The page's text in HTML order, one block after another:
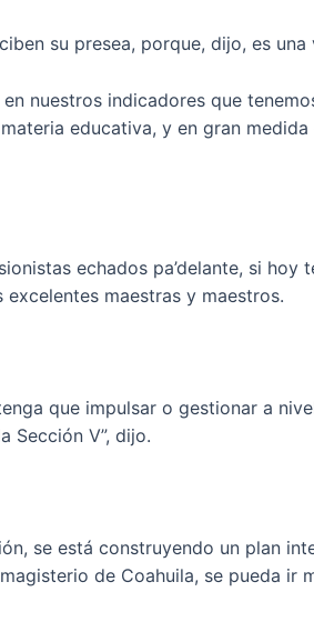
su presea, porque, dijo, es
nuestros indicadores que
educativa, y en gran
echados pa’delante, si
maestras y maestros.
que impulsar o gestionar a
Sección V”, dijo.
se está construyendo un plan
de Coahuila, se pueda ir